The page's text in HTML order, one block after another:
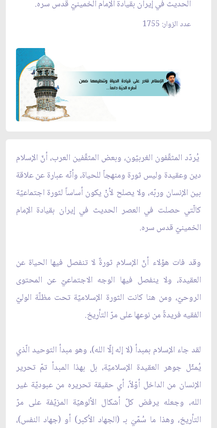
الحديث في إيران بقيادة الإمام الخمينيّ قدس سره.
عدد الزوار: 1755
يُردّد المثقّفون الغربيّون، وبعض المثقّفين العرب، أنّ الإسلام
دين وعقيدة وليس ثورة ومنهجاً للحياة، وأنّه عبارة عن علاقة
بين الإنسان وربّه، ولا يصلح لأنْ يكون أساساً لثورة اجتماعيّة
كالّتي حصلت في العصر الحديث في إيران بقيادة الإمام
الخمينيّ قدس سره.
وقد فات هؤلاء أنّ الإسلام ثورةٌ لا تنفصل فيها الحياة عن
العقيدة، ولا ينفصل فيها الوجه الاجتماعيّ عن المحتوى
الروحيّ، ومن هنا كانت الثورة الإسلاميّة تحت مظلّة الوليّ
الفقيه فريدةً من نوعها على مرّ التأريخ.
لقد جاء الإسلام بمبدأ (لا إله إلّا الله)، وهو مبدأ التوحيد الّذي
يُمثّل جوهر العقيدة الإسلاميّة، بل بهذا المبدأ تمّ تحرير
الإنسان من الداخل أوّلاً، أي حقيقة تحريره من عبوديّة غير
الله، وجعله يرفض كلّ أشكال الألوهيّة المزيّفة على مرّ
التأريخ، وهذا ما سُمّيَ بـ (الجهاد الأكبر) أو (جهاد النفس)،